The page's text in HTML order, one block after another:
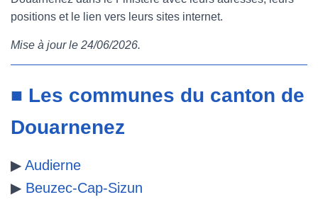
e
b
o
k
t
t
r
t
e
e
s
b
positions et le lien vers leurs sites internet.
Mise à jour le 24/06/2026.
■ Les communes du canton de
Douarnenez
▶ Audierne
▶ Beuzec-Cap-Sizun